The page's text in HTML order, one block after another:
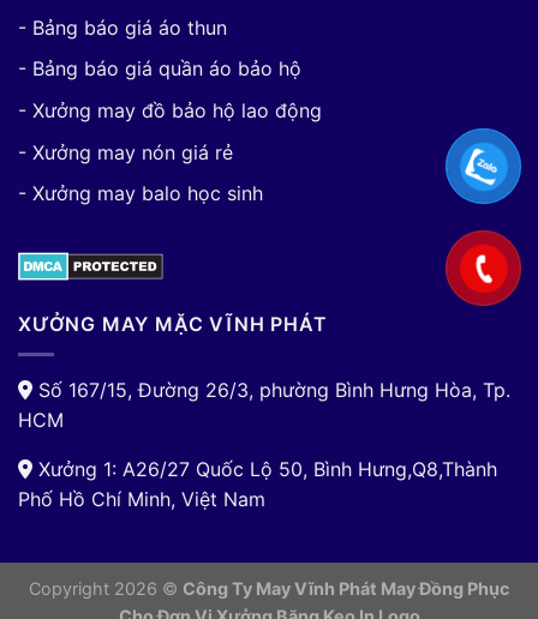
- Bảng báo giá áo thun
- Bảng báo giá quần áo bảo hộ
- Xưởng may đồ bảo hộ lao động
- Xưởng may nón giá rẻ
- Xưởng may balo học sinh
XƯỞNG MAY MẶC VĨNH PHÁT
Số 167/15, Đường 26/3, phường Bình Hưng Hòa, Tp.
HCM
Xưởng 1: A26/27 Quốc Lộ 50, Bình Hưng,Q8,Thành
Phố Hồ Chí Minh, Việt Nam
Copyright 2026 © Công Ty May Vĩnh Phát May Đồng Phục